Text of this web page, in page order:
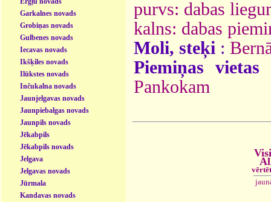
Garkalnes novads
Grobiņas novads
Gulbenes novads
Iecavas novads
Ikšķiles novads
Ilūkstes novads
Inčukalna novads
Jaunjelgavas novads
Jaunpiebalgas novads
Jaunpils novads
Jēkabpils
Jēkabpils novads
Jelgava
Jelgavas novads
Jūrmala
Kandavas novads
purvs: dabas
kalns: dabas
Moli, steķi :
Piemiņas vietas
Pankokam